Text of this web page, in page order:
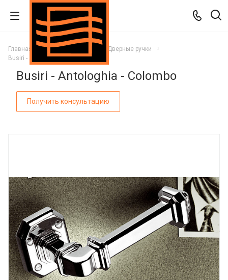
Главная Каталог
Дверные ручки
Busiri - Antologhia - Colombo
Busiri - Antologhia - Colombo
Получить консультацию